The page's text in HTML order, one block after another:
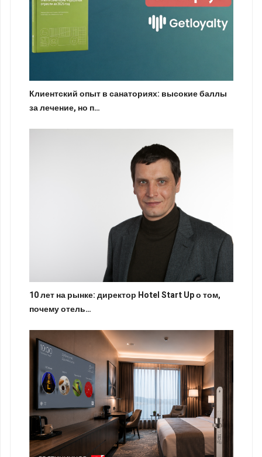
Клиентский опыт в санаториях: высокие баллы
за лечение, но п…
10 лет на рынке: директор Hotel Start Up о том,
почему отель…